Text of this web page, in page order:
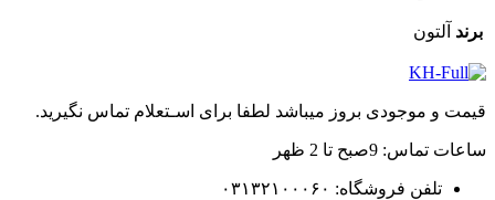
برند آلتون
قیمت و موجودی بروز میباشد لطفا برای اسـتعلام تماس نگیرید.
ساعات تماس: 9صبح تا 2 ظهر
تلفن فروشگاه: ۰۳۱۳۲۱۰۰۰۶۰